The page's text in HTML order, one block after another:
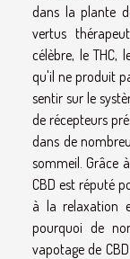
dans la plante
vertus
célèbre, le THC,
qu'il ne produit
sentir sur le
de récepteurs
dans de
sommeil. Grâce
CBD est réputé
à la relaxation
pourquoi de
vapotage de